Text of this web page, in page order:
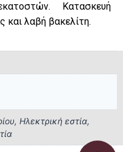
Κατασκευή
και λαβή βακελίτη.
Ηλεκτρική εστία,